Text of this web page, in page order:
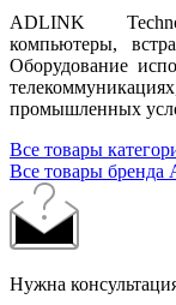
ADLINK
компьютеры,
Оборудование
промышленных
Все товары
Все товары бренда
Нужна